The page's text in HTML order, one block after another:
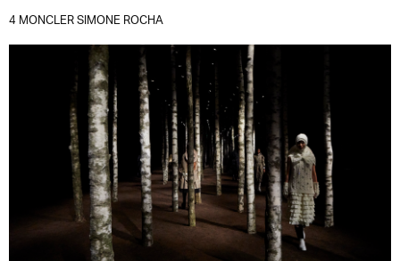
4 MONCLER SIMONE ROCHA